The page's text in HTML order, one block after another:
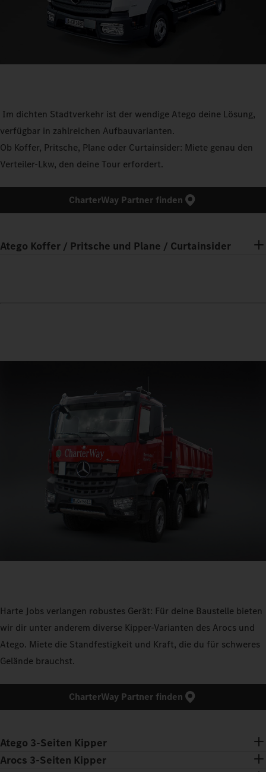
Im dichten Stadtverkehr ist der wendige Atego deine Lösung,
verfügbar in zahlreichen Aufbauvarianten.
Ob Koffer, Pritsche, Plane oder Curtainsider: Miete genau den
Verteiler-Lkw, den deine Tour erfordert.
CharterWay Partner finden
Atego Koffer / Pritsche und Plane / Curtainsider
Harte Jobs verlangen robustes Gerät: Für deine Baustelle bieten
wir dir unter anderem diverse Kipper-Varianten des Arocs und
Atego. Miete die Standfestigkeit und Kraft, die du für schweres
Gelände brauchst.
CharterWay Partner finden
Atego 3-Seiten Kipper
Arocs 3-Seiten Kipper